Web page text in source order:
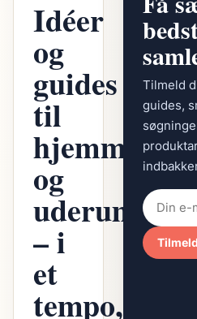
Idéer
og
guides
til
hjemmet
og
uderummet
– i
et
tempo,
Tilmeld
guides,